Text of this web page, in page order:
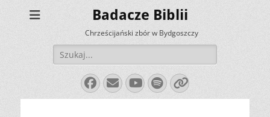
Badacze Biblii
Chrześcijański zbór w Bydgoszczy
Szukaj:
Facebook
E-
mail
YouTube
Spotify
Link